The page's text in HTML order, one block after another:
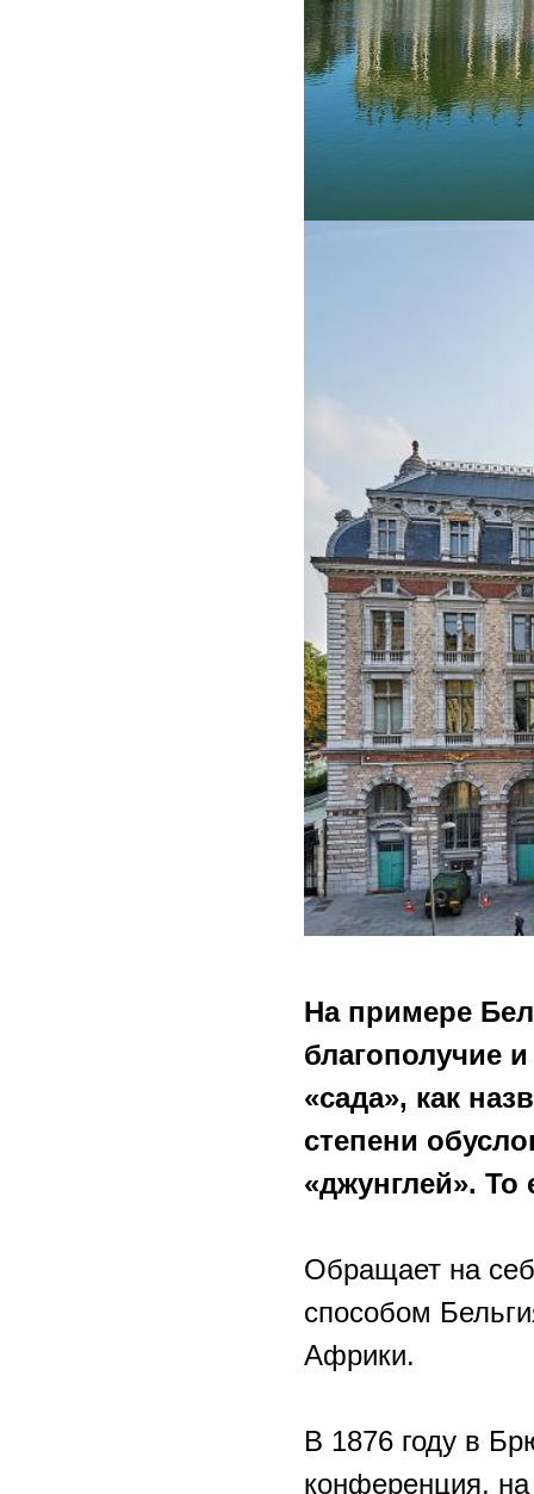
На примере
благополучие
«сада», как
степени
«джунглей». То
Обращает на
способом
Африки.
В 1876 году в
конференция,